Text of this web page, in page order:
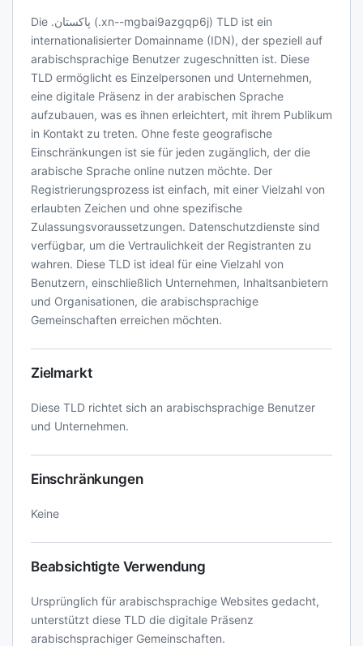
Die .پاکستان (.xn--mgbai9azgqp6j) TLD ist ein
internationalisierter Domainname (IDN), der speziell auf
arabischsprachige Benutzer zugeschnitten ist. Diese
TLD ermöglicht es Einzelpersonen und Unternehmen,
eine digitale Präsenz in der arabischen Sprache
aufzubauen, was es ihnen erleichtert, mit ihrem Publikum
in Kontakt zu treten. Ohne feste geografische
Einschränkungen ist sie für jeden zugänglich, der die
arabische Sprache online nutzen möchte. Der
Registrierungsprozess ist einfach, mit einer Vielzahl von
erlaubten Zeichen und ohne spezifische
Zulassungsvoraussetzungen. Datenschutzdienste sind
verfügbar, um die Vertraulichkeit der Registranten zu
wahren. Diese TLD ist ideal für eine Vielzahl von
Benutzern, einschließlich Unternehmen, Inhaltsanbietern
und Organisationen, die arabischsprachige
Gemeinschaften erreichen möchten.
Zielmarkt
Diese TLD richtet sich an arabischsprachige Benutzer
und Unternehmen.
Einschränkungen
Keine
Beabsichtigte Verwendung
Ursprünglich für arabischsprachige Websites gedacht,
unterstützt diese TLD die digitale Präsenz
arabischsprachiger Gemeinschaften.